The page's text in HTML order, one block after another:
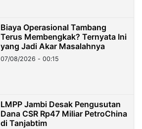
Biaya Operasional Tambang
Terus Membengkak? Ternyata Ini
yang Jadi Akar Masalahnya
07/08/2026 - 00:15
LMPP Jambi Desak Pengusutan
Dana CSR Rp47 Miliar PetroChina
di Tanjabtim